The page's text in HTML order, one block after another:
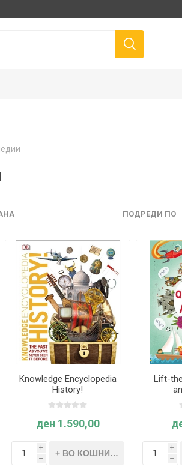
ПОДРЕДИ ПО
Knowledge Encyclopedia
History!
ден 1.590,00
i
h
Lift-
i
h